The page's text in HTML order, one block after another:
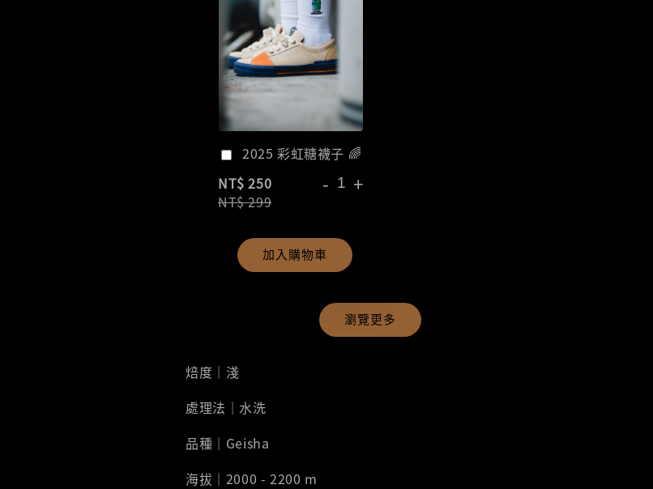
2025 彩虹糖襪子 🌈
NT$ 250
NT$ 299
- +
加入購物車
瀏覽更多
焙度｜淺
處理法｜水洗
品種｜Geisha
海拔｜2000 - 2200 m